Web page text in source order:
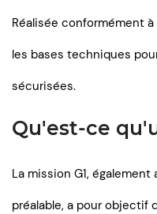
Réalisée conformément
les bases techniques
sécurisées.
Qu'est-ce
La mission G1,
préalable, a pour objectif